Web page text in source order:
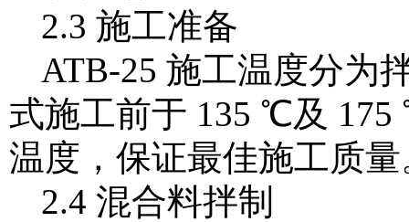
2.3 施工准备
ATB-25 施工温度分为
式施工前于 135 ℃及
温度，保证最佳施工质量
2.4 混合料拌制